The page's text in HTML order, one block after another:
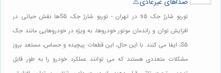
توربو شارژ جک s5 در تهران - توربو شارژ جک S5ها نقش حیاتی در
افزایش توان و راندمان موتور خودروها، به ویژه در خودروهایی مانند جک
S5، ایفا می کنند. با این حال، این قطعات پیچیده و حساس، مستعد بروز
مشکلات متعددی هستند که می توانند عملکرد خودرو را به طور قابل